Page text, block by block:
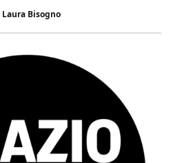
Laura Bisogno